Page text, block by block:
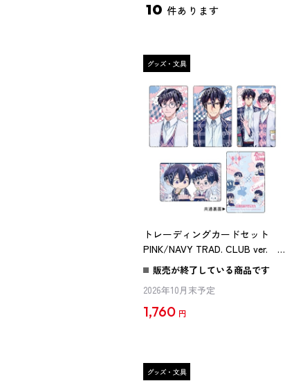
10 件あります
トレーディングカードセット
PINK/NAVY TRAD. CLUB ver. 異
世界の沙汰は社畜次第
販売が終了している商品です
2026年10月末予定
1,760 円